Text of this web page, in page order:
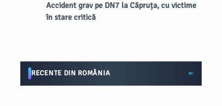
Accident grav pe DN7 la Căpruța, cu victime
în stare critică
RECENTE DIN ROMÂNIA